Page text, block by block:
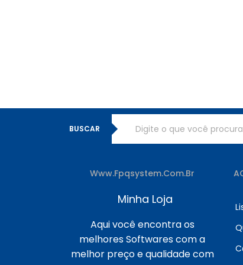
BUSCAR
Www.fpqsystem.com.br
Minha Loja
Aqui você encontra os
melhores Softwares com a
melhor preço e qualidade com